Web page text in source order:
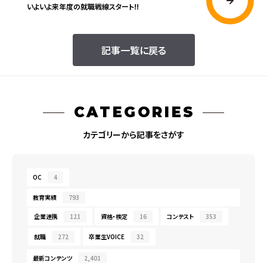
記事一覧に戻る
いよいよ来年度の就職戦線スタート!!
CATEGORIES
カテゴリーから記事をさがす
OC 4
教育実績 793
企業連携 121 資格・検定 16 コンテスト 353
就職 272 卒業生VOICE 32
最新コンテンツ 2,401